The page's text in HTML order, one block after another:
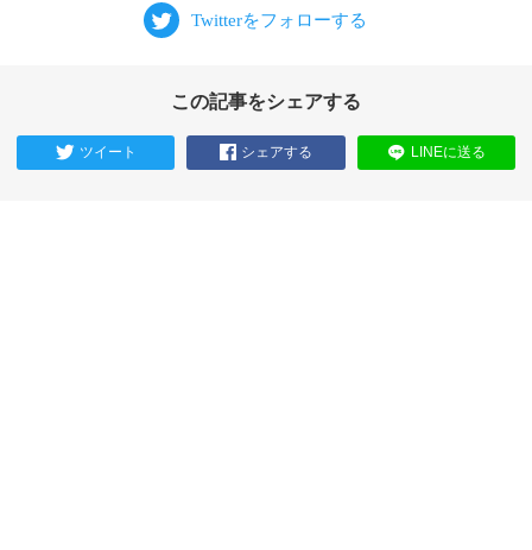
この記事をシェアする
ツイート シェアする LINEに送る